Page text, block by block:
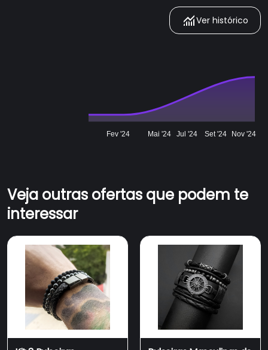
Ver histórico
Fev '24 Mai '24 Jul '24 Set '24 Nov '24
Veja outras ofertas que podem te
interessar